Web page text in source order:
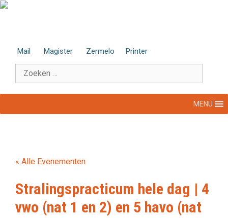
Ga
Mail Magister Zermelo Printer
Zoek
naar:
MENU
« Alle Evenementen
Stralingspracticum hele dag | 4
vwo (nat 1 en 2) en 5 havo (nat